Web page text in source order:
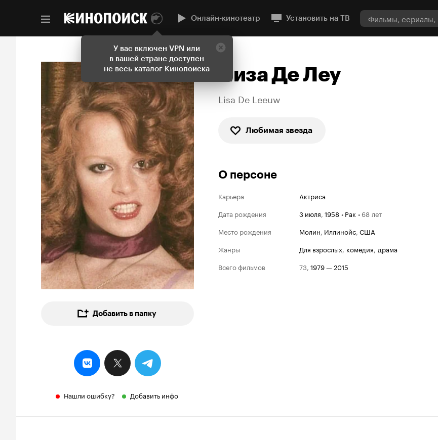
У вас включен VPN или
в вашей стране доступен
не весь каталог Кинопоиска
Онлайн-кинотеатр Установить на ТВ
Добавить в папку
Нашли ошибку? Добавить инфо
Лиза Де Леу
Lisa De Leeuw
Любимая звезда
О персоне
Карьера
Актриса
Дата рождения
3 июля, 1958 • Рак • 68 лет
Место рождения
Молин, Иллинойс, США
Жанры
для взрослых, комедия, драма
Всего фильмов
73, 1979— 2015